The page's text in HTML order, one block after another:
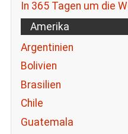
In 365 Tagen um die
Amerika
Argentinien
Bolivien
Brasilien
Chile
Guatemala